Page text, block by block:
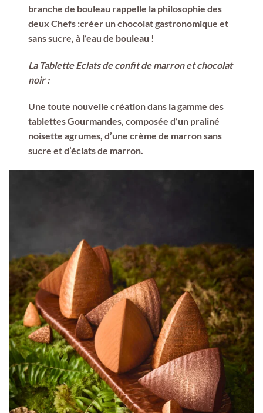
branche de bouleau rappelle la philosophie des
deux Chefs :créer un chocolat gastronomique et
sans sucre, à l’eau de bouleau !
La Tablette Eclats de confit de marron et chocolat
noir:
Une toute nouvelle création dans la gamme des
tablettes Gourmandes, composée d’un praliné
noisette agrumes, d’une crème de marron sans
sucre et d’éclats de marron.